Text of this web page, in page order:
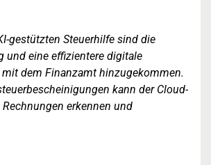
gestützten Steuerhilfe sind die
und eine effizientere digitale
dem Finanzamt hinzugekommen.
kann der Cloud-
erkennen und